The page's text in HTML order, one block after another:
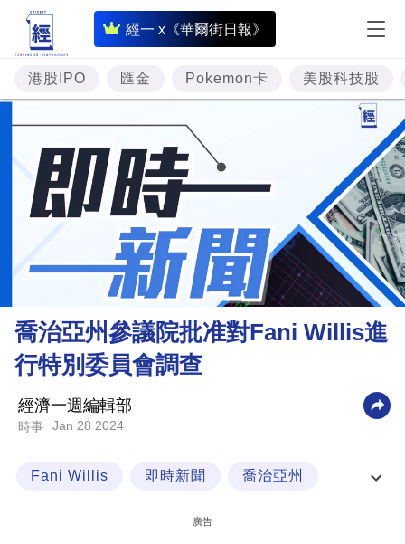
經一 x《華爾街日報》
即
時
財
經
專
題
投
資
樓
市
財
商
業
科
港股IPO 匯金 Pokemon卡 美股科技股
喬治亞州參議院批准對Fani Willis進
行特別委員會調查
經濟一週編輯部
時事 Jan 28 2024
Fani Willis 即時新聞 喬治亞州
廣告